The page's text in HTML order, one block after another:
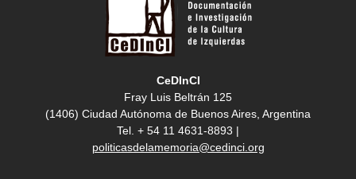
CeDInCI
Fray Luis Beltrán 125
(1406) Ciudad Autónoma de Buenos Aires, Argentina
Tel. + 54 11 4631-8893 |
politicasdelamemoria@cedinci.org